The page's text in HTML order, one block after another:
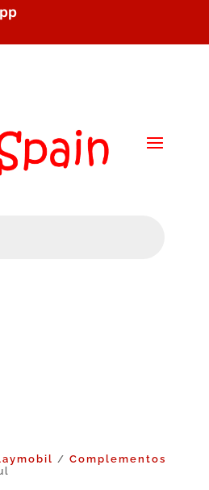
/ Complementos